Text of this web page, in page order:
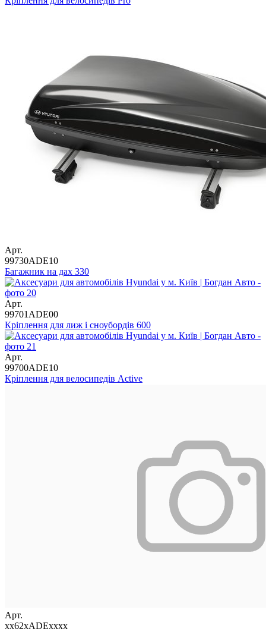
Арт.
99730ADE10
Багажник на дах 330
Арт.
99701ADE00
Кріплення для лиж і сноубордів 600
Арт.
99700ADE10
Кріплення для велосипедів Active
Арт.
xx62xADExxxx